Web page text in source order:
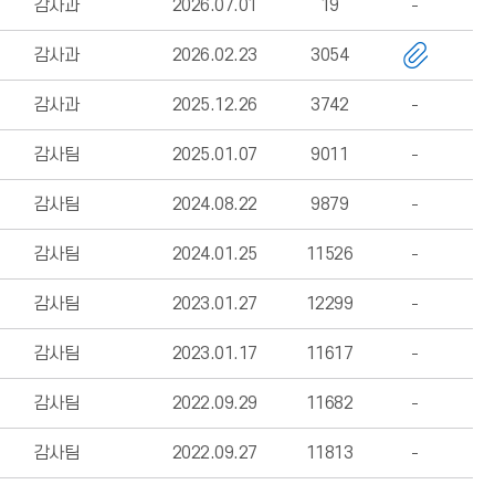
감사과 2026.07.01 19
감사과 2026.02.23 3054
감사과 2025.12.26 3742
감사팀 2025.01.07 9011
감사팀 2024.08.22 9879
감사팀 2024.01.25 11526
감사팀 2023.01.27 12299
감사팀 2023.01.17 11617
감사팀 2022.09.29 11682
감사팀 2022.09.27 11813